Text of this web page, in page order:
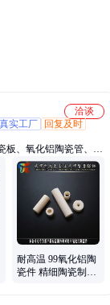
洽谈
真实工厂
回复及时
板、氧化铝陶瓷管、氧
耐磨陶瓷、陶瓷密封
瓷、等静压陶瓷、刚玉
、陶瓷板、绝缘陶瓷、
来石承烧板
耐高温 99氧化铝陶
瓷件 精细陶瓷制品